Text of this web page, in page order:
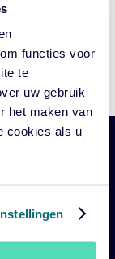
functies voor
te
uw gebruik
het maken van
cookies als u
2026 het
bestaat uit het
actualisatie.
bijgewerkte